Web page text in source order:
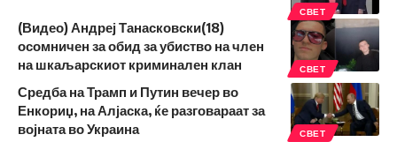
СВЕТ
СВЕТ
(Видео) Андреј Танасковски(18)
осомничен за обид за убиство на член
на шкаљарскиот криминален клан
СВЕТ
Средба на Трамп и Путин вечер во
Енкориџ, на Алјаска, ќе разговараат за
војната во Украина